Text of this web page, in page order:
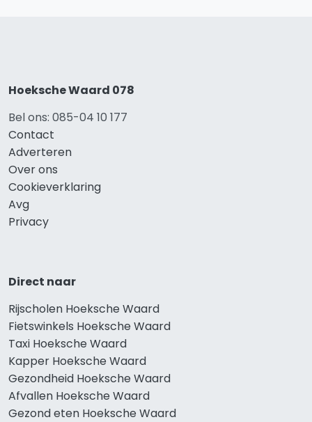
Hoeksche Waard 078
Bel ons: 085-04 10 177
Contact
Adverteren
Over ons
Cookieverklaring
Avg
Privacy
Direct naar
Rijscholen Hoeksche Waard
Fietswinkels Hoeksche Waard
Taxi Hoeksche Waard
Kapper Hoeksche Waard
Gezondheid Hoeksche Waard
Afvallen Hoeksche Waard
Gezond eten Hoeksche Waard